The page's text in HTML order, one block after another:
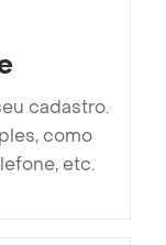
cadastro.
como
etc.